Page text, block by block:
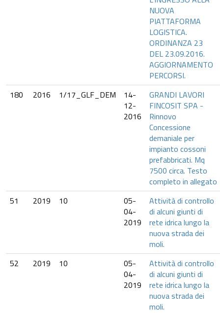
NUOVA
PIATTAFORMA
LOGISTICA.
ORDINANZA 23
DEL 23.09.2016.
AGGIORNAMENTO
PERCORSI.
180
2016 1/17_GLF_DEM
14-
12-
2016
GRANDI LAVORI
FINCOSIT SPA -
Rinnovo
Concessione
demaniale per
impianto cossoni
prefabbricati. Mq
7500 circa. Testo
completo in allegato
51
2019 10
05-
04-
2019
Attività di controllo
di alcuni giunti di
rete idrica lungo la
nuova strada dei
moli.
52
2019 10
05-
04-
2019
Attività di controllo
di alcuni giunti di
rete idrica lungo la
nuova strada dei
moli.